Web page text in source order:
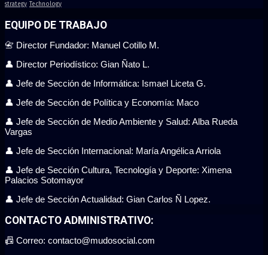
strategy Technology
EQUIPO DE TRABAJO
📇 Director Fundador: Manuel Cotillo M.
👤 Director Periodístico: Gian Ñato L.
👤 Jefe de Sección de Informática: Ismael Liceta G.
👤 Jefe de Sección de Política y Economía: Maco
👤 Jefe de Sección de Medio Ambiente y Salud: Alba Rueda
Vargas
👤 Jefe de Sección Internacional: María Angélica Arriola
👤 Jefe de Sección Cultura, Tecnología y Deporte: Ximena
Palacios Sotomayor
👤 Jefe de Sección Actualidad: Gian Carlos Ñ Lopez.
CONTACTO ADMINISTRATIVO:
📠 Correo: contacto@mudosocial.com